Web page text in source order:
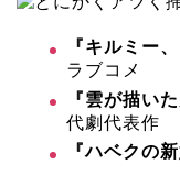
『キルミー
ラブコメ
『雲が描い
代劇代表作
『ハベクの新